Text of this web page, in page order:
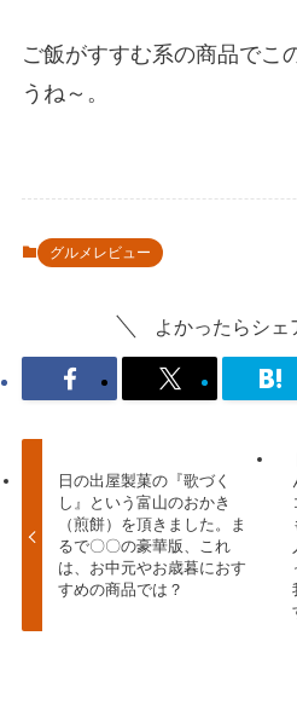
ご飯がすすむ系の商品でこ
うね～。
グルメレビュー
よかったらシェ
日の出屋製菓の『歌づく
し』という富山のおかき
（煎餅）を頂きました。ま
るで〇〇の豪華版、これ
は、お中元やお歳暮におす
すめの商品では？